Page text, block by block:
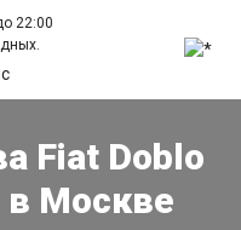
22:00
Fiat Doblo
Москве